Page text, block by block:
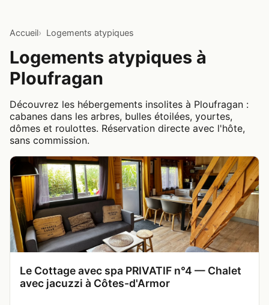
Accueil Logements atypiques
Logements atypiques à
Ploufragan
Découvrez les hébergements insolites à Ploufragan :
cabanes dans les arbres, bulles étoilées, yourtes,
dômes et roulottes. Réservation directe avec l'hôte,
sans commission.
Le Cottage avec spa PRIVATIF n°4 — Chalet
avec jacuzzi à Côtes-d'Armor